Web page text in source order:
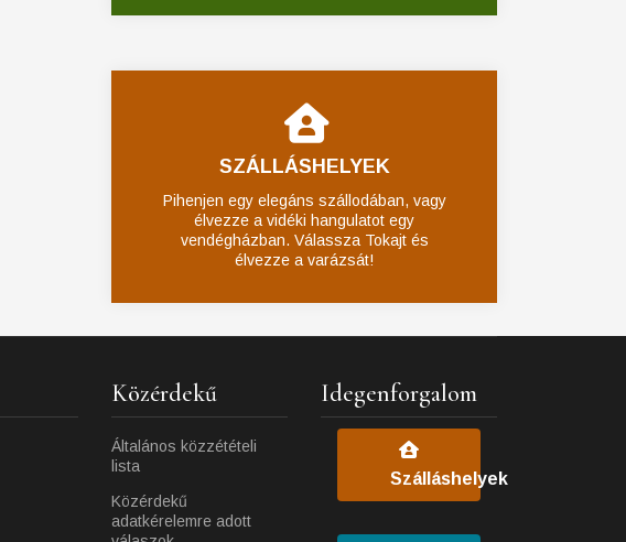
SZÁLLÁSHELYEK
Pihenjen egy elegáns szállodában, vagy
élvezze a vidéki hangulatot egy
vendégházban. Válassza Tokajt és
élvezze a varázsát!
Közérdekű
Általános közzétételi
lista
Közérdekű
adatkérelemre adott
Idegenforgalom
Szálláshelyek